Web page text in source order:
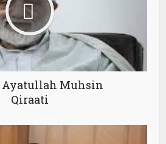
Ayatullah Muhsin
Qiraati